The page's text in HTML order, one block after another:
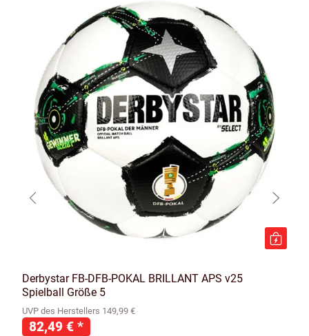
Derbystar FB-DFB-POKAL BRILLANT APS v25
Spielball Größe 5
UVP des Herstellers 149,99 €
82,49 € *